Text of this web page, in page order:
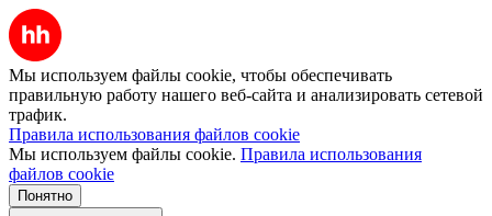
Мы используем файлы cookie, чтобы обеспечивать
правильную работу нашего веб-сайта и анализировать сетевой
трафик.
Правила использования файлов cookie
Мы используем файлы cookie. Правила использования
файлов cookie
Понятно